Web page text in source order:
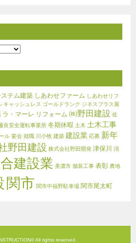
テム建築 しあわせファーム しあわせリフ
キャッシュレス ゴールドランク ジネスプラス展
ラ・マーレ リフォーム ㈱野田建設 佐
良安全運転事業所 冬期休暇 土木 土木工事
ル 宴会 就職 川小牧 建築 建設業 応募 新年
野田建設 株式会社野田開発 津保川 消
建設業 美濃市 舗装工事 表彰 農地
関市 関市中福野駐車場 関市尾太町
All rights reserved.